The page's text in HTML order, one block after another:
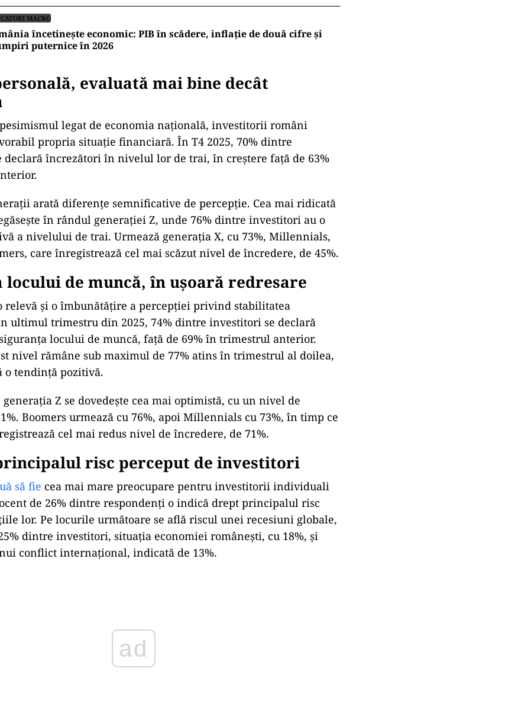
MACRO
încetinește economic: PIB în scădere, inflație de două cifre și
puternice în 2026
evaluată mai bine decât
legat de economia națională, investitorii români
propria situație financiară. În T4 2025, 70% dintre
declară încrezători în nivelul lor de trai, în creștere față de 63%
arată diferențe semnificative de percepție. Cea mai ridicată
în rândul generației Z, unde 76% dintre investitori au o
a nivelului de trai. Urmează generația X, cu 73%, Millennials,
care înregistrează cel mai scăzut nivel de încredere, de 45%.
locului de muncă, în ușoară redresare
relevă și o îmbunătățire a percepției privind stabilitatea
ultimul trimestru din 2025, 74% dintre investitori se declară
locului de muncă, față de 69% în trimestrul anterior.
nivel rămâne sub maximul de 77% atins în trimestrul al doilea,
o tendință pozitivă.
generația Z se dovedește cea mai optimistă, cu un nivel de
Boomers urmează cu 76%, apoi Millennials cu 73%, în timp ce
cel mai redus nivel de încredere, de 71%.
risc perceput de investitori
să fie cea mai mare preocupare pentru investitorii individuali
de 26% dintre respondenți o indică drept principalul risc
lor. Pe locurile următoare se află riscul unei recesiuni globale,
dintre investitori, situația economiei românești, cu 18%, și
conflict internațional, indicată de 13%.
ad